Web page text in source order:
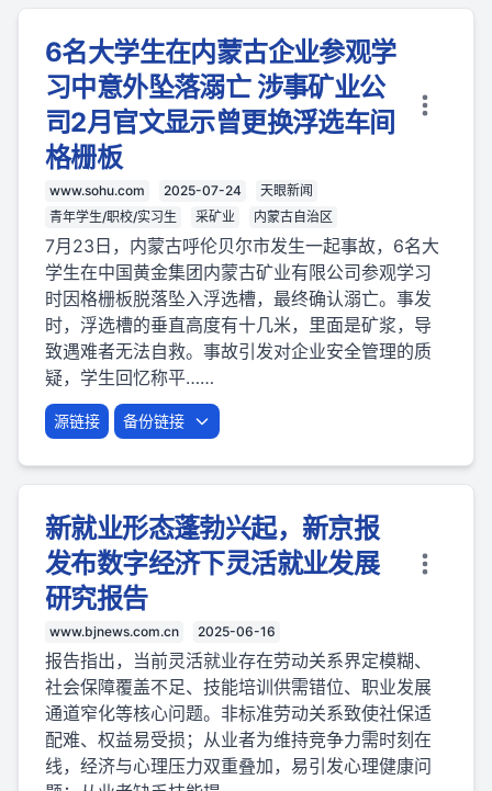
6名大学生在内蒙古企业参观学
习中意外坠落溺亡 涉事矿业公
司2月官文显示曾更换浮选车间
格栅板
www.sohu.com 2025-07-24
天眼新闻
青年学生/职校/实习生
采矿业 内蒙古自治区
7月23日，内蒙古呼伦贝尔市发生一起事故，6名大
学生在中国黄金集团内蒙古矿业有限公司参观学习
时因格栅板脱落坠入浮选槽，最终确认溺亡。事发
时，浮选槽的垂直高度有十几米，里面是矿浆，导
致遇难者无法自救。事故引发对企业安全管理的质
疑，学生回忆称平……
源链接 备份链接
新就业形态蓬勃兴起，新京报
发布数字经济下灵活就业发展
研究报告
www.bjnews.com.cn 2025-06-16
报告指出，当前灵活就业存在劳动关系界定模糊、
社会保障覆盖不足、技能培训供需错位、职业发展
通道窄化等核心问题。非标准劳动关系致使社保适
配难、权益易受损；从业者为维持竞争力需时刻在
线，经济与心理压力双重叠加，易引发心理健康问